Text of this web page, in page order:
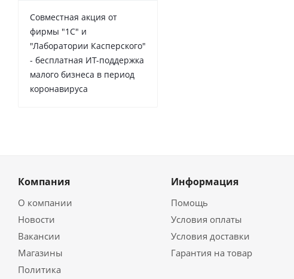
Совместная акция от
фирмы "1С" и
"Лаборатории Касперского"
- бесплатная ИТ-поддержка
малого бизнеса в период
коронавируса
Компания
О компании
Новости
Вакансии
Магазины
Политика
Информация
Помощь
Условия оплаты
Условия доставки
Гарантия на товар